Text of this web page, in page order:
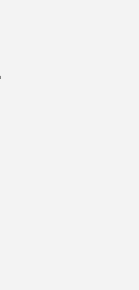
für
liegen vor. Ein Webinar von
was das für Heizungsbauer